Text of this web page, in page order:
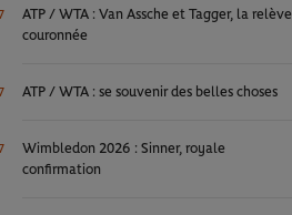
ATP / WTA : Van Assche et Tagger, la relève
couronnée
ATP / WTA : se souvenir des belles choses
Wimbledon 2026 : Sinner, royale
confirmation